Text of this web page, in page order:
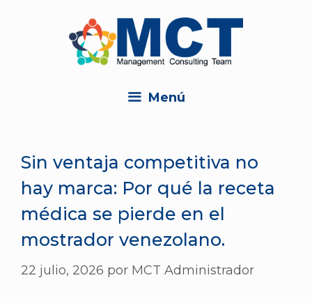
Menú
Sin ventaja competitiva no
hay marca: Por qué la receta
médica se pierde en el
mostrador venezolano.
22 julio, 2026 por MCT Administrador